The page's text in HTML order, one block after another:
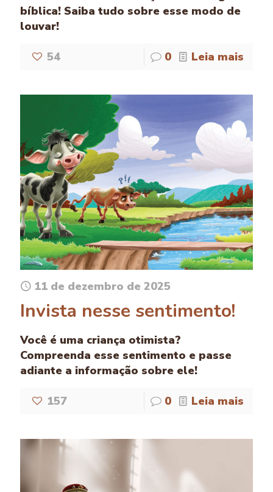
bíblica! Saiba tudo sobre esse modo de
louvar!
54 0 Leia mais
11 de dezembro de 2025
Invista nesse sentimento!
Você é uma criança otimista?
Compreenda esse sentimento e passe
adiante a informação sobre ele!
157 0 Leia mais